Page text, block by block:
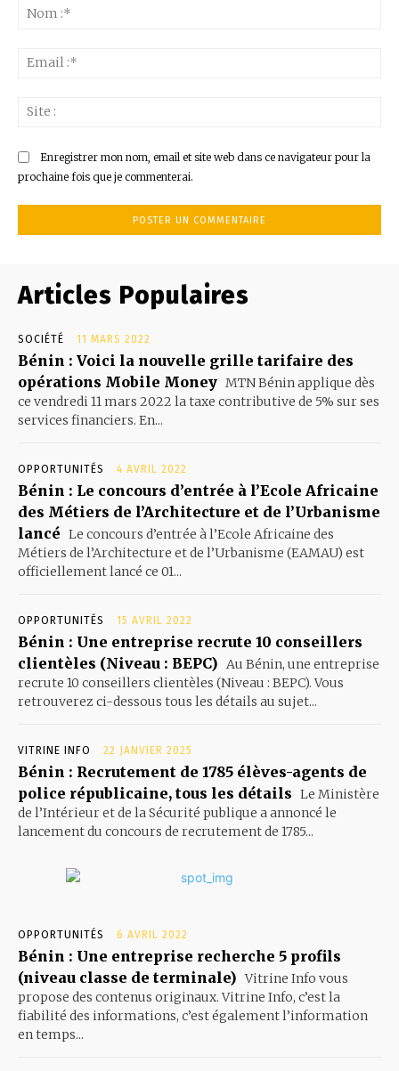
Enregistrer mon nom, email et site web dans ce navigateur pour la
prochaine fois que je commenterai.
Articles Populaires
SOCIÉTÉ 11 MARS 2022
Bénin : Voici la nouvelle grille tarifaire des
opérations Mobile Money MTN Bénin applique dès
ce vendredi 11 mars 2022 la taxe contributive de 5% sur ses
services financiers. En...
OPPORTUNITÉS 4 AVRIL 2022
Bénin : Le concours d’entrée à l’Ecole Africaine
des Métiers de l’Architecture et de l’Urbanisme
lancé Le concours d’entrée à l’Ecole Africaine des
Métiers de l’Architecture et de l’Urbanisme (EAMAU) est
officiellement lancé ce 01...
OPPORTUNITÉS 15 AVRIL 2022
Bénin : Une entreprise recrute 10 conseillers
clientèles (Niveau : BEPC) Au Bénin, une entreprise
recrute 10 conseillers clientèles (Niveau : BEPC). Vous
retrouverez ci-dessous tous les détails au sujet...
VITRINE INFO 22 JANVIER 2025
Bénin : Recrutement de 1785 élèves-agents de
police républicaine, tous les détails Le Ministère
de l’Intérieur et de la Sécurité publique a annoncé le
lancement du concours de recrutement de 1785...
OPPORTUNITÉS 6 AVRIL 2022
Bénin : Une entreprise recherche 5 profils
(niveau classe de terminale) Vitrine Info vous
propose des contenus originaux. Vitrine Info, c’est la
fiabilité des informations, c’est également l’information
en temps...